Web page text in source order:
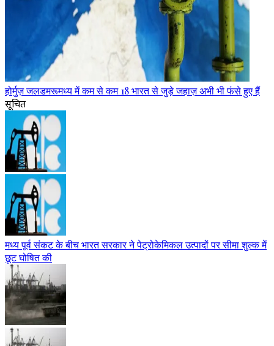
होर्मुज़ जलडमरूमध्य में कम से कम 18 भारत से जुड़े जहाज़ अभी भी फंसे हुए हैं
सूचित
मध्य पूर्व संकट के बीच भारत सरकार ने पेट्रोकेमिकल उत्पादों पर सीमा शुल्क में
छूट घोषित की